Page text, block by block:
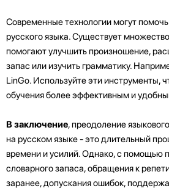
Современные технологии могут
русского языка. Существует
помогают улучшить произношение,
запас или изучить грамматику.
LinGo. Используйте эти инструменты,
обучения более эффективным и
В заключение, преодоление
на русском языке - это длительный
времени и усилий. Однако, с помощью
словарного запаса, обращения к
заранее, допускания ошибок,